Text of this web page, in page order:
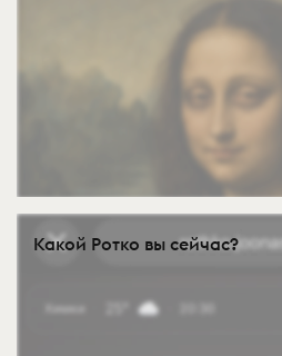
Какой Ротко вы сейчас?